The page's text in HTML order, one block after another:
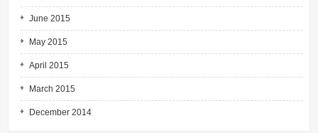
June 2015
May 2015
April 2015
March 2015
December 2014